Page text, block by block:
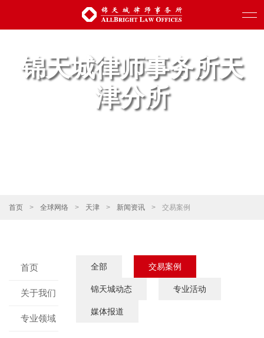
锦天城律师事务所天
津分所
首页 > 全球网络 > 天津 > 新闻资讯 > 交易案例
首页
关于我们
专业领域
全部 交易案例
锦天城动态 专业活动
媒体报道